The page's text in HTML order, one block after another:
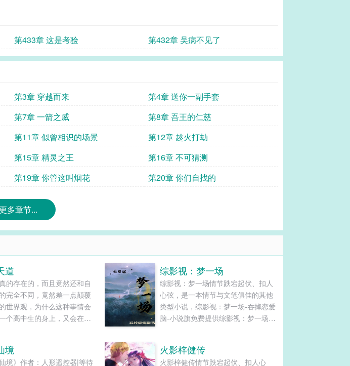
第433章 这是考验 第432章 吴病不见了
第3章 穿越而来
第4章 送你一副手套
第7章 一箭之威
第8章 吾王的仁慈
第11章 似曾相识的场景
第12章 趁火打劫
第15章 精灵之王
第16章 不可猜测
第19章 你管这叫烟花 第20章 你们自找的
多章节...
道
的存在的，而且竟然还和自
完全不同，竟然差一点颠覆
世界观，为什么这种事情会
个高中生的身上，又会在天
综影视：梦一场
综影视：梦一场情节跌宕起伏、扣人
心弦，是一本情节与文笔俱佳的其他
类型小说，综影视：梦一场-吞掉恋爱
脑-小说旗免费提供综影视：梦一场最
境
仙境》作者：人形遥控器|等待
火影梓健传
火影梓健传情节跌宕起伏、扣人心